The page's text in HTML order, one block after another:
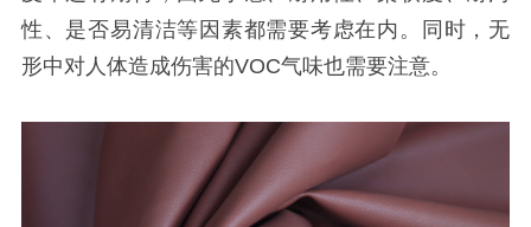
性、是否易清洁等因素都需要考虑在内。同时，无
形中对人体造成伤害的VOC气味也需要注意。